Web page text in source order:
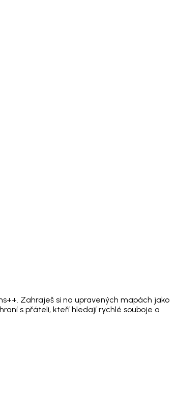
Zahraješ si na upravených mapách jako
s přáteli, kteří hledají rychlé souboje a